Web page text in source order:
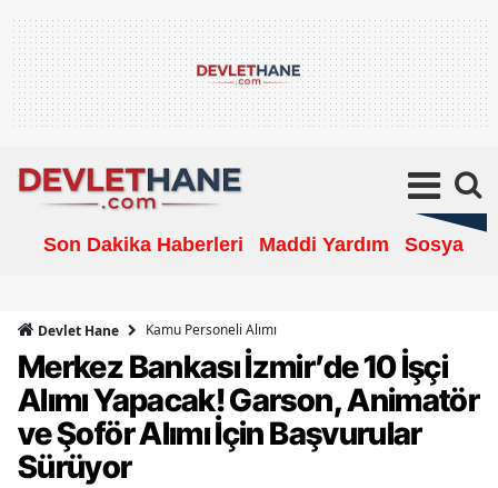
Son Dakika Haberleri Maddi Yardım Sosyal
Devlet Hane Kamu Personeli Alımı
Merkez Bankası İzmir’de 10 İşçi
Alımı Yapacak! Garson, Animatör
ve Şoför Alımı İçin Başvurular
Sürüyor